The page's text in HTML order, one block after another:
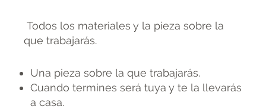
Todos los materiales y la pieza sobre la
que trabajarás.
Una pieza sobre la que trabajarás.
Cuando termines será tuya y te la llevarás
a casa.